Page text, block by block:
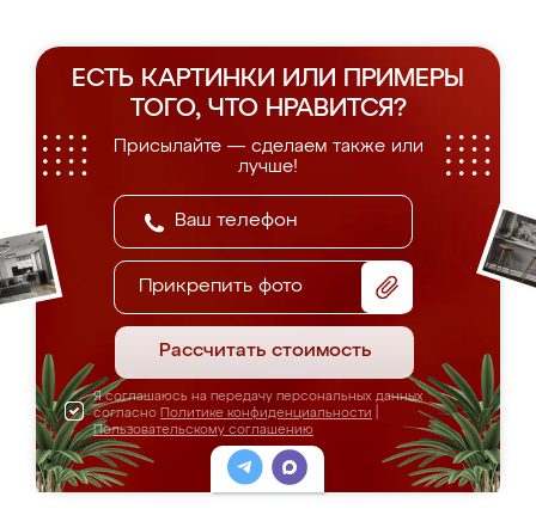
ЕСТЬ КАРТИНКИ ИЛИ ПРИМЕРЫ
ТОГО, ЧТО НРАВИТСЯ?
Присылайте — сделаем также или
лучше!
Прикрепить фото
Рассчитать стоимость
Я соглашаюсь на передачу персональных данных
согласно Политике конфиденциальности
Пользовательскому соглашению